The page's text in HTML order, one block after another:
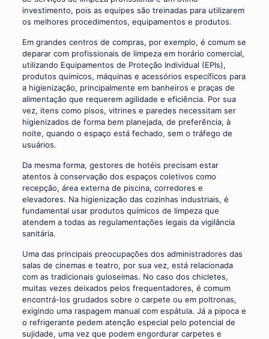
investimento, pois as equipes são treinadas para utilizarem
os melhores procedimentos, equipamentos e produtos.
Em grandes centros de compras, por exemplo, é comum se
deparar com profissionais de limpeza em horário comercial,
utilizando Equipamentos de Proteção Individual (EPIs),
produtos químicos, máquinas e acessórios específicos para
a higienização, principalmente em banheiros e praças de
alimentação que requerem agilidade e eficiência. Por sua
vez, itens como pisos, vitrines e paredes necessitam ser
higienizados de forma bem planejada, de preferência, à
noite, quando o espaço está fechado, sem o tráfego de
usuários.
Da mesma forma, gestores de hotéis precisam estar
atentos à conservação dos espaços coletivos como
recepção, área externa de piscina, corredores e
elevadores. Na higienização das cozinhas industriais, é
fundamental usar produtos químicos de limpeza que
atendem a todas as regulamentações legais da vigilância
sanitária.
Uma das principais preocupações dos administradores das
salas de cinemas e teatro, por sua vez, está relacionada
com as tradicionais guloseimas. No caso dos chicletes,
muitas vezes deixados pelos frequentadores, é comum
encontrá-los grudados sobre o carpete ou em poltronas,
exigindo uma raspagem manual com espátula. Já a pipoca e
o refrigerante pedem atenção especial pelo potencial de
sujidade, uma vez que podem engordurar carpetes e